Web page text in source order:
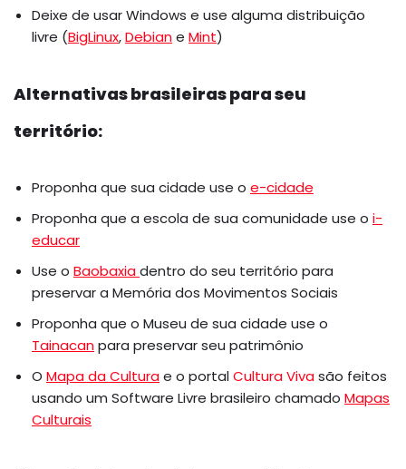
Deixe de usar Windows e use alguma distribuição
livre (BigLinux,Debiane Mint)
Alternativas brasileiras para seu
território:
Proponha que sua cidade use o e-cidade
Proponha que a escola de sua comunidade use o i-
educar
Use o Baobaxiadentro do seu território para
preservar a Memória dos Movimentos Sociais
Proponha que o Museu de sua cidade use o
Tainacanpara preservar seu patrimônio
O Mapa da Culturae o portalCultura Vivasão feitos
usando um Software Livre brasileiro chamado Mapas
Culturais